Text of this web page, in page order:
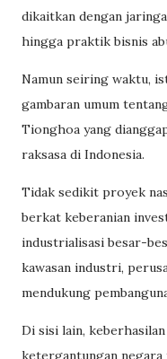
dikaitkan dengan
hingga praktik bisnis
Namun seiring waktu,
gambaran umum
Tionghoa yang
raksasa di Indonesia.
Tidak sedikit proyek
berkat keberanian
industrialisasi besar-
kawasan industri,
mendukung
Di sisi lain,
ketergantungan negara